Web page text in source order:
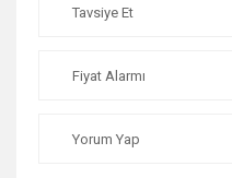
Tavsiye Et
Fiyat Alarmı
Yorum Yap